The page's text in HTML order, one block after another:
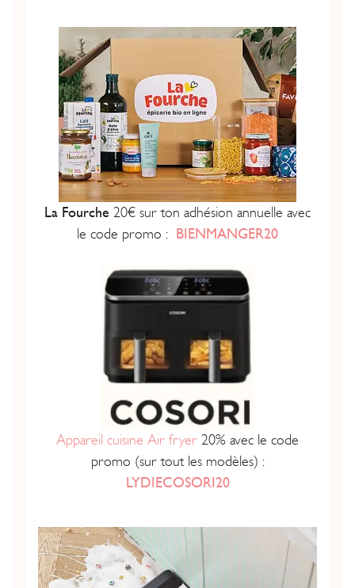
La Fourche 20€ sur ton adhésion annuelle avec
le code promo : BIENMANGER20
Appareil cuisine Air fryer 20% avec le code
promo (sur tout les modèles) :
LYDIECOSORI20